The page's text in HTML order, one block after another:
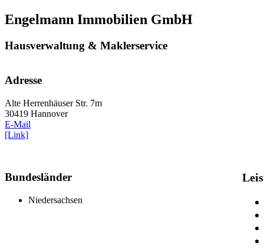
Engelmann Immobilien GmbH
Hausverwaltung & Maklerservice
Adresse
Alte Herrenhäuser Str. 7m
30419 Hannover
E-Mail
[Link]
Bundesländer
Niedersachsen